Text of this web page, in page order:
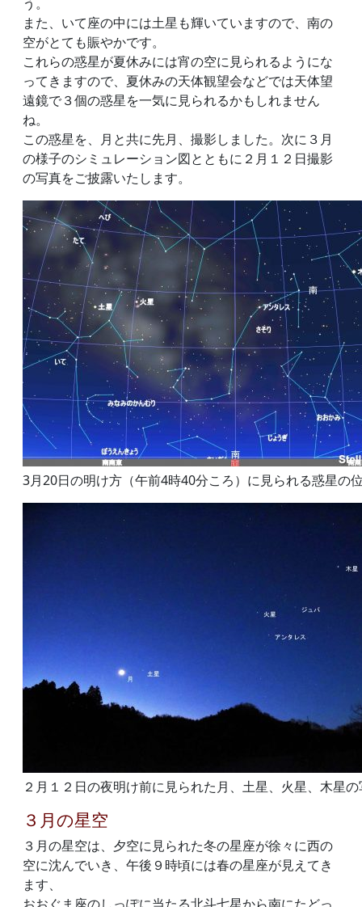
う。
また、いて座の中には土星も輝いていますので、南の
空がとても賑やかです。
これらの惑星が夏休みには宵の空に見られるようにな
ってきますので、夏休みの天体観望会などでは天体望
遠鏡で３個の惑星を一気に見られるかもしれません
ね。
この惑星を、月と共に先月、撮影しました。次に３月
の様子のシミュレーション図とともに２月１２日撮影
の写真をご披露いたします。
3月20日の明け方（午前4時40分ころ）に見られる惑星の
２月１２日の夜明け前に見られた月、土星、火星、木星
３月の星空
３月の星空は、夕空に見られた冬の星座が徐々に西の
空に沈んでいき、午後９時頃には春の星座が見えてき
ます、